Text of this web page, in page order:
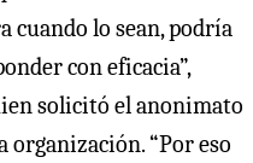
cuando lo sean, podría
con eficacia”,
solicitó el anonimato
organización. “Por eso